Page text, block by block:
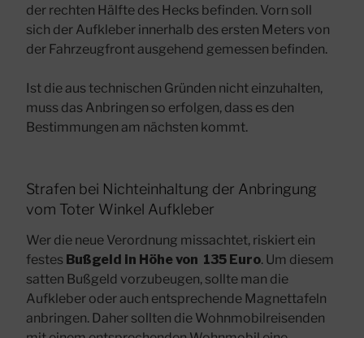
der rechten Hälfte des Hecks befinden. Vorn soll
sich der Aufkleber innerhalb des ersten Meters von
der Fahrzeugfront ausgehend gemessen befinden.
Ist die aus technischen Gründen nicht einzuhalten,
muss das Anbringen so erfolgen, dass es den
Bestimmungen am nächsten kommt.
Strafen bei Nichteinhaltung der Anbringung
vom Toter Winkel Aufkleber
Wer die neue Verordnung missachtet, riskiert ein
festes Bußgeld in Höhe von 135 Euro. Um diesem
satten Bußgeld vorzubeugen, sollte man die
Aufkleber oder auch entsprechende Magnettafeln
anbringen. Daher sollten die Wohnmobilreisenden